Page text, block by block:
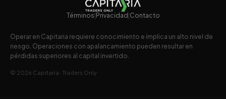
Términos Privacidad Contacto
Operar en Capitaria requiere conocimiento e implica un alto nivel de
riesgo. Operaciones con apalancamiento pueden resultar en
pérdidas superiores al capital invertido.
© 2026 Capitaria · Traders Only